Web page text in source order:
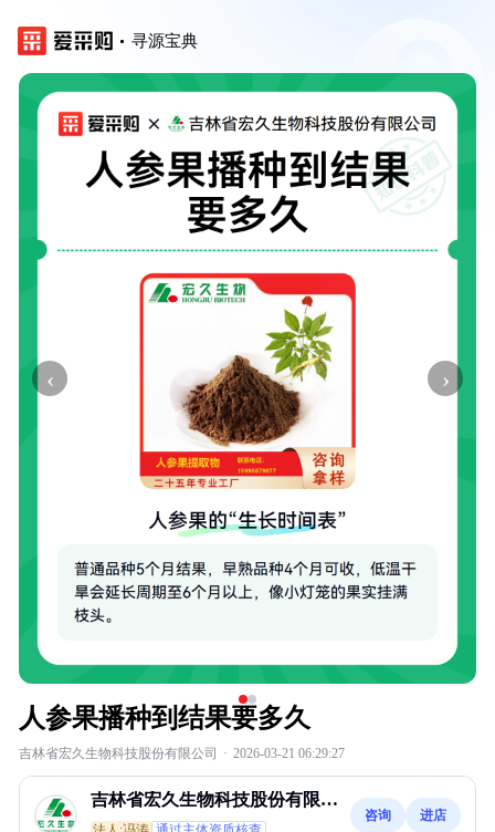
寻源宝典
‹ ›
人参果播种到结果要多久
吉林省宏久生物科技股份有限公司 · 2026-03-21 06:29:27
吉林省宏久生物科技股份有限公
司
咨询 进店